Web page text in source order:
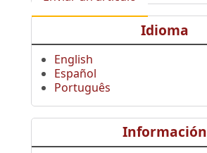
Idioma
English
Español
Português
Información